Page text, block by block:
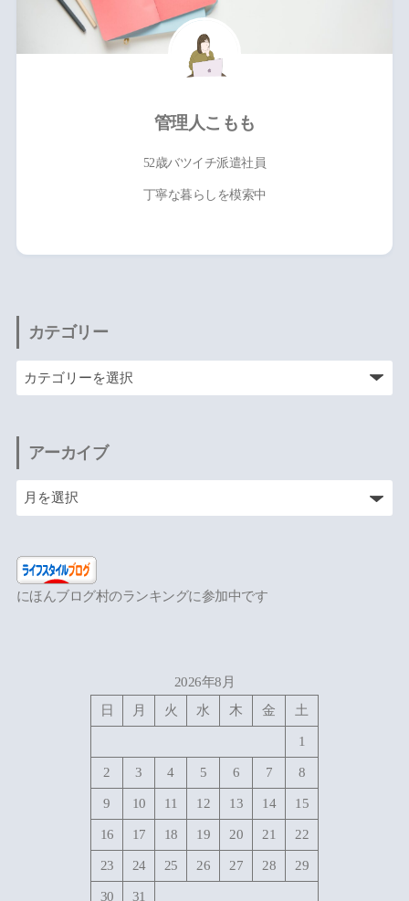
管理人こもも
52歳バツイチ派遣社員
丁寧な暮らしを模索中
カテゴリー
アーカイブ
にほんブログ村のランキングに参加中です
2026年8月
日
月 火 水 木 金 土
1
2 3 4 5 6 7 8
9 10 11 12 13 14 15
16 17 18 19 20 21 22
23 24 25 26 27 28 29
30 31